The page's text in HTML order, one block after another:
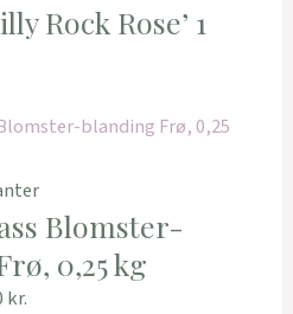
Rock Rose’ 1
Blomster-
0,25 kg
kr.